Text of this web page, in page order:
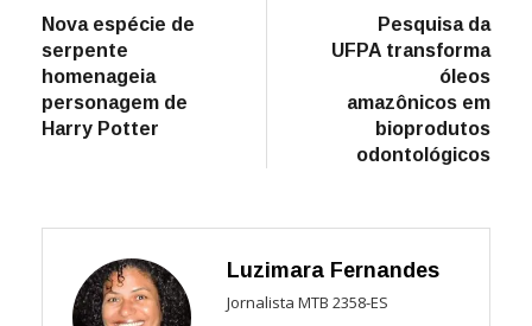
de
Post
post:
Nova espécie de
serpente
homenageia
personagem de
Harry Potter
post:
Pesquisa da
UFPA transforma
óleos
amazônicos em
bioprodutos
odontológicos
Luzimara Fernandes
Jornalista MTB 2358-ES